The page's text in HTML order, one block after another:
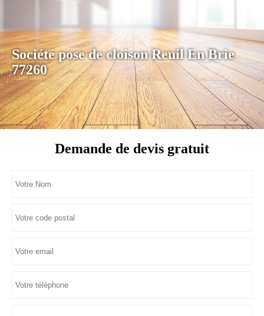
Société pose de cloison Reuil En Brie
77260
Demande de devis gratuit